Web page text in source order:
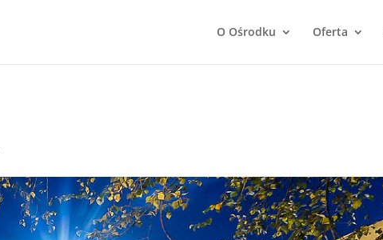
O Ośrodku Oferta